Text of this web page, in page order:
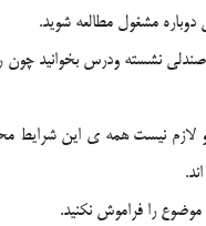
مشغول مطالعه شويد.
نشسته ودرس بخوانيد چون
و لازم نيست همه ي اين شرايط
را فراموش نكنيد.